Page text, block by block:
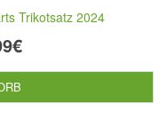
Trikotsatz 2024